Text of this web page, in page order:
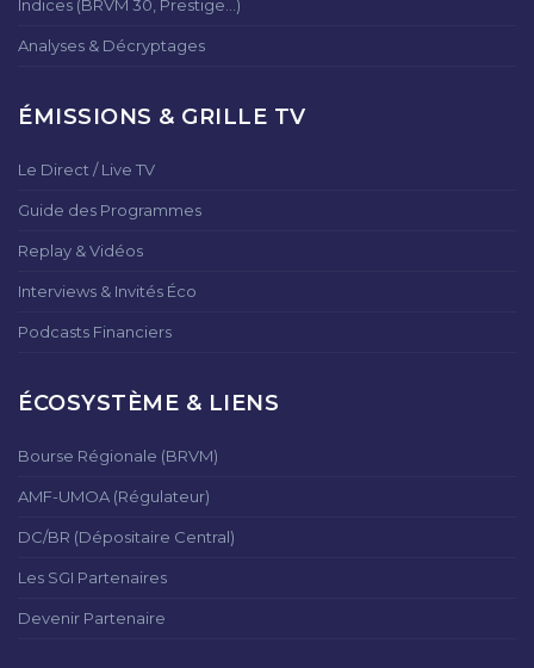
Indices (BRVM 30, Prestige...)
Analyses & Décryptages
ÉMISSIONS & GRILLE TV
Le Direct / Live TV
Guide des Programmes
Replay & Vidéos
Interviews & Invités Éco
Podcasts Financiers
ÉCOSYSTÈME & LIENS
Bourse Régionale (BRVM)
AMF-UMOA (Régulateur)
DC/BR (Dépositaire Central)
Les SGI Partenaires
Devenir Partenaire